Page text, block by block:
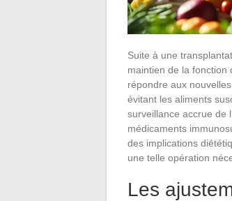
Suite à une
maintien de la
répondre aux
évitant les aliments
surveillance accrue de
médicaments
des implications
une telle opération
Les